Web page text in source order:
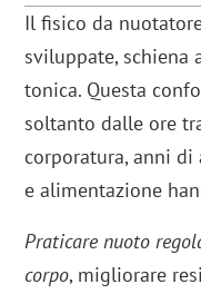
Il fisico da
sviluppate, schiena
tonica. Questa
soltanto dalle ore
corporatura, anni
e alimentazione
Praticare nuoto
corpo, migliorare